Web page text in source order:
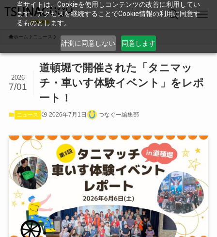
当サイトは、Cookieを使用しコンテンツの改善に利用してい
ます。アクセスを継続することでCookie情報の利用に同意す
るものとします。
計測に同意しない 同意します
ホーム ニュース
道頓堀で開催された「タニマッ
チ・車いす体験イベント」をレポ
ート！
2026
7/01
ニュース 2026年7月1日 つなぐー編集部